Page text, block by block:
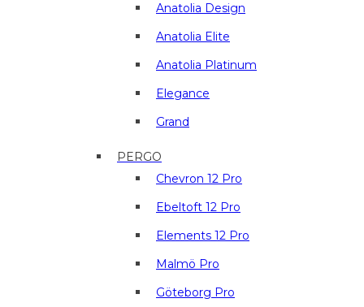
Anatolia Design
Anatolia Elite
Anatolia Platinum
Elegance
Grand
PERGO
Chevron 12 Pro
Ebeltoft 12 Pro
Elements 12 Pro
Malmö Pro
Göteborg Pro